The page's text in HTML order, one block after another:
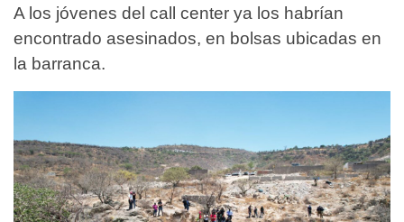
A los jóvenes del call center ya los habrían
encontrado asesinados, en bolsas ubicadas en
la barranca.